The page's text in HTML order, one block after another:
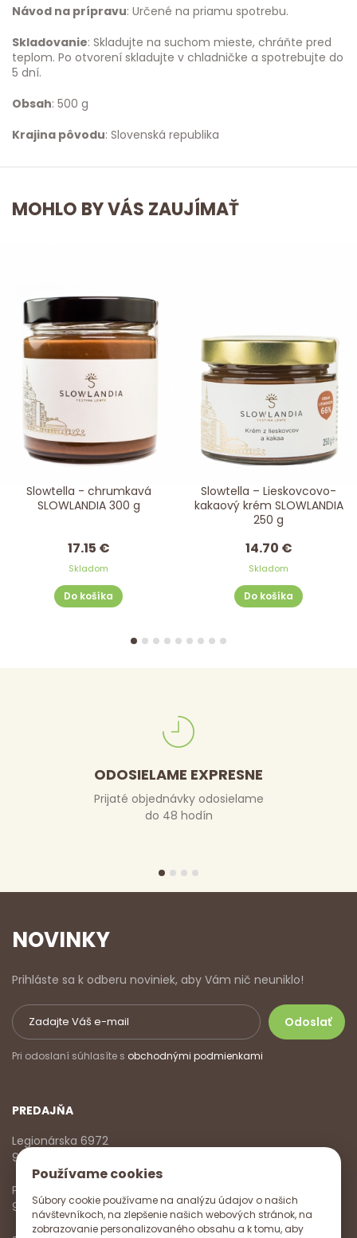
Používame cookies
Súbory cookie používame na analýzu údajov o našich
návštevníkoch, na zlepšenie našich webových stránok, na
zobrazovanie personalizovaného obsahu a k tomu, aby
Návod na prípravu: Určené na priamu spotrebu.
Skladovanie: Skladujte na suchom mieste, chráňte pred
teplom. Po otvorení skladujte v chladničke a spotrebujte do
5 dní.
Obsah: 500 g
Krajina pôvodu: Slovenská republika
MOHLO BY VÁS ZAUJÍMAŤ
Slowtella - chrumkavá
SLOWLANDIA 300 g
17.15 €
Skladom
Do košíka
Slowtella – Lieskovcovo-
kakaový krém SLOWLANDIA
250 g
14.70 €
Skladom
Do košíka
ODOSIELAME EXPRESNE
Prijaté objednávky odosielame
do 48 hodín
NOVINKY
Prihláste sa k odberu noviniek, aby Vám nič neuniklo!
Pri odoslaní súhlasíte s obchodnými podmienkami
PREDAJŇA
Legionárska 6972
911 01 Trenčín
Pondelok - Piatok
9:00 - 17:00